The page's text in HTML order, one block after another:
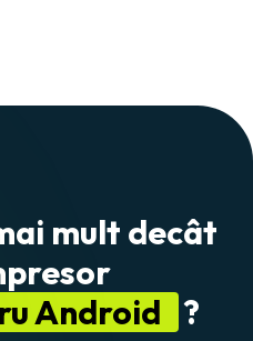
mult decât
Android ?